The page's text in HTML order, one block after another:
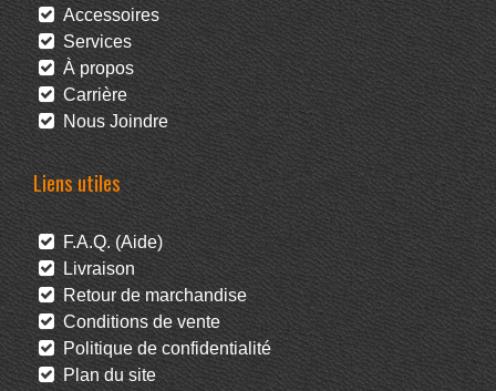
Accessoires
Services
À propos
Carrière
Nous Joindre
Liens utiles
F.A.Q. (Aide)
Livraison
Retour de marchandise
Conditions de vente
Politique de confidentialité
Plan du site